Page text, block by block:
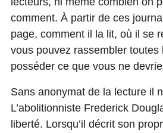
comment. À partir de ces
page, comment il la lit, où il se
vous pouvez rassembler
posséder ce que vous ne
Sans anonymat de la lecture il
L’abolitionniste Frederick
liberté. Lorsqu’il décrit son